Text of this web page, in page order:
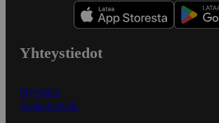
Yhteystiedot
Myymälät
Asiakaspalvelu